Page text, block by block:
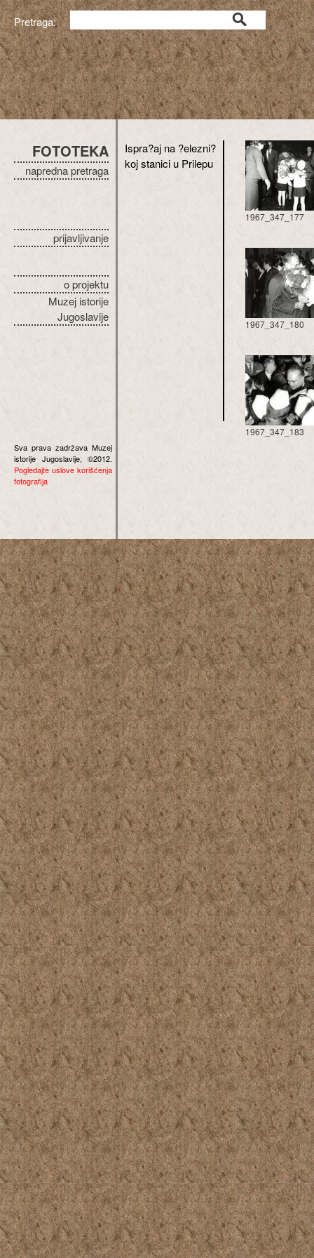
Pretraga:
FOTOTEKA
napredna pretraga
prijavljivanje
o projektu
Muzej istorije
Jugoslavije
Sva prava zadržava Muzej
istorije Jugoslavije, ©2012.
Pogledajte uslove korišćenja
fotografija
Ispra?aj na ?elezni?
koj stanici u Prilepu
1967_347_177
1967_347_180
1967_347_183